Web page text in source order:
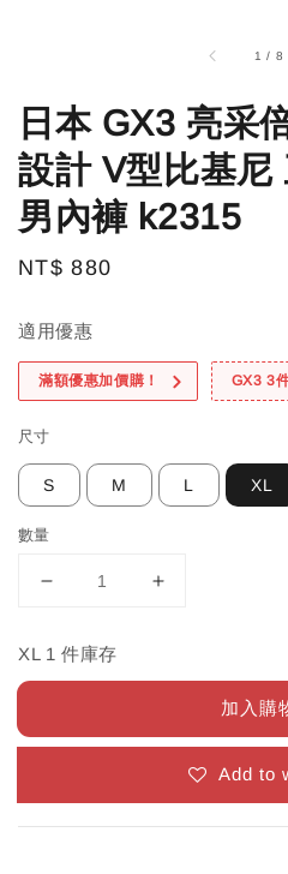
1 / 8
日本 GX3 亮采
設計 V型比基尼
男內褲 k2315
Regular
NT$ 880
適用優惠
滿額優惠加價購！ GX3 3
尺寸
S M L XL
數量
XL 1 件庫存
加入購
Add to